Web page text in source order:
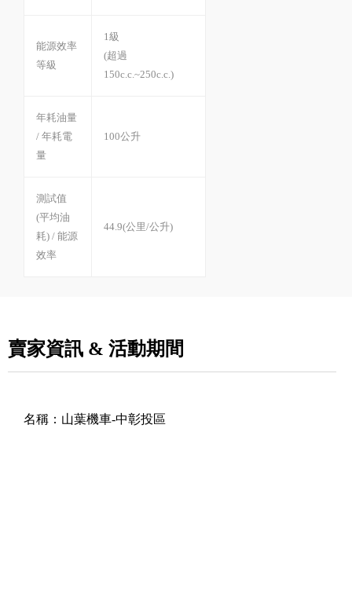
能源效率
等級
1級
(超過
150c.c.~250c.c.)
年耗油量
/ 年耗電
量
100公升
測試值
(平均油
耗) / 能源
效率
44.9(公里/公升)
賣家資訊 & 活動期間
名稱： 山葉機車-中彰投區